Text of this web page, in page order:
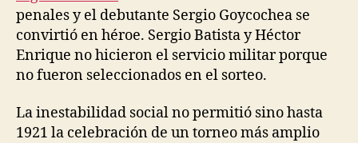
penales y el debutante Sergio Goycochea se
convirtió en héroe. Sergio Batista y Héctor
Enrique no hicieron el servicio militar porque
no fueron seleccionados en el sorteo.
La inestabilidad social no permitió sino hasta
1921 la celebración de un torneo más amplio